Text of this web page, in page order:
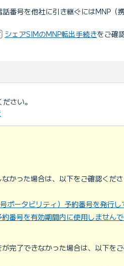
番号を他社に引き継ぐにはMNP（
シェアSIMのMNP転出手続きをご確
さい。
かった場合は、以下をご確認くださ
ポータビリティ）予約番号を発行し
番号を有効期間内に使用しません
完了できなかった場合は、以下を